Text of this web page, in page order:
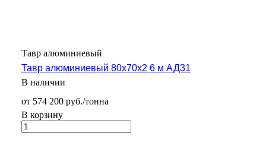
Тавр алюминиевый
Тавр алюминиевый 80х70х2 6 м АД31
В наличии
от 574 200 руб./тонна
В корзину